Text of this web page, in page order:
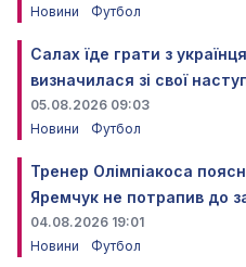
Новини
Футбол
Салах їде грати з
визначилася зі свої
05.08.2026 09:03
Новини
Футбол
Тренер Олімпіакоса
Яремчук не потрапив до
04.08.2026 19:01
Новини
Футбол